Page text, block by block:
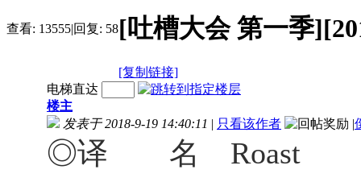
查看: 13555|回复: 58[吐槽大会 第一季
[复制链接]
电梯直达
楼主
发表于 2018-9-19 14:40:11 | 只看该作者 |
◎译 名 Roast